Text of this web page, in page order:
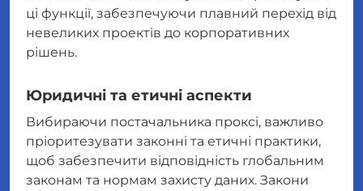
ці функції, забезпечуючи плавний перехід від
невеликих проектів до корпоративних
рішень.
Юридичні та етичні аспекти
Вибираючи постачальника проксі, важливо
пріоритезувати законні та етичні практики,
щоб забезпечити відповідність глобальним
законам та нормам захисту даних. Закони